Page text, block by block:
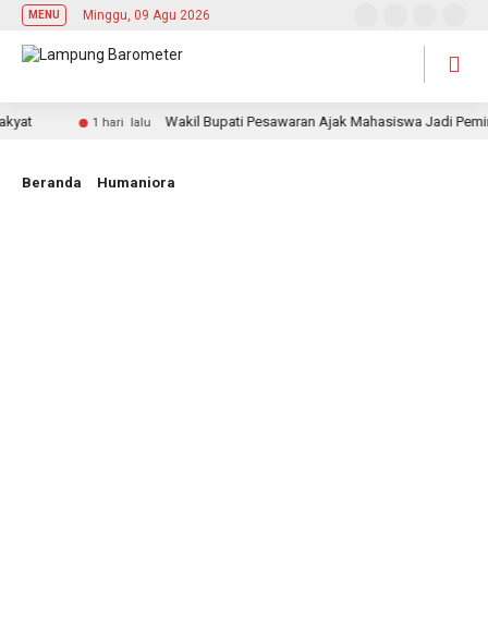
MENU Minggu, 09 Agu 2026
1 hari lalu Wakil Bupati Pesawaran Ajak Mahasiswa Jadi
Beranda Humaniora